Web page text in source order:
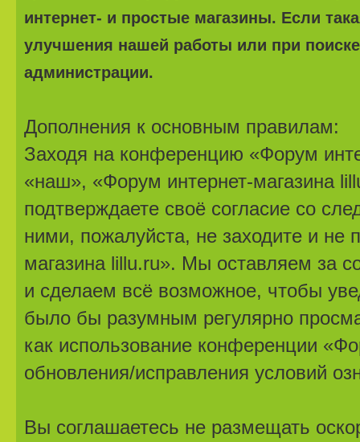
интернет- и простые магазины. Если
улучшения нашей работы или при
администрации.
Дополнения к основным правилам:
Заходя на конференцию «Форум
«наш», «Форум интернет-магазина
подтверждаете своё согласие со
ними, пожалуйста, не заходите и
магазина lillu.ru». Мы оставляем за
и сделаем всё возможное, чтобы
было бы разумным регулярно
как использование конференции
обновления/исправления условий
Вы соглашаетесь не размещать